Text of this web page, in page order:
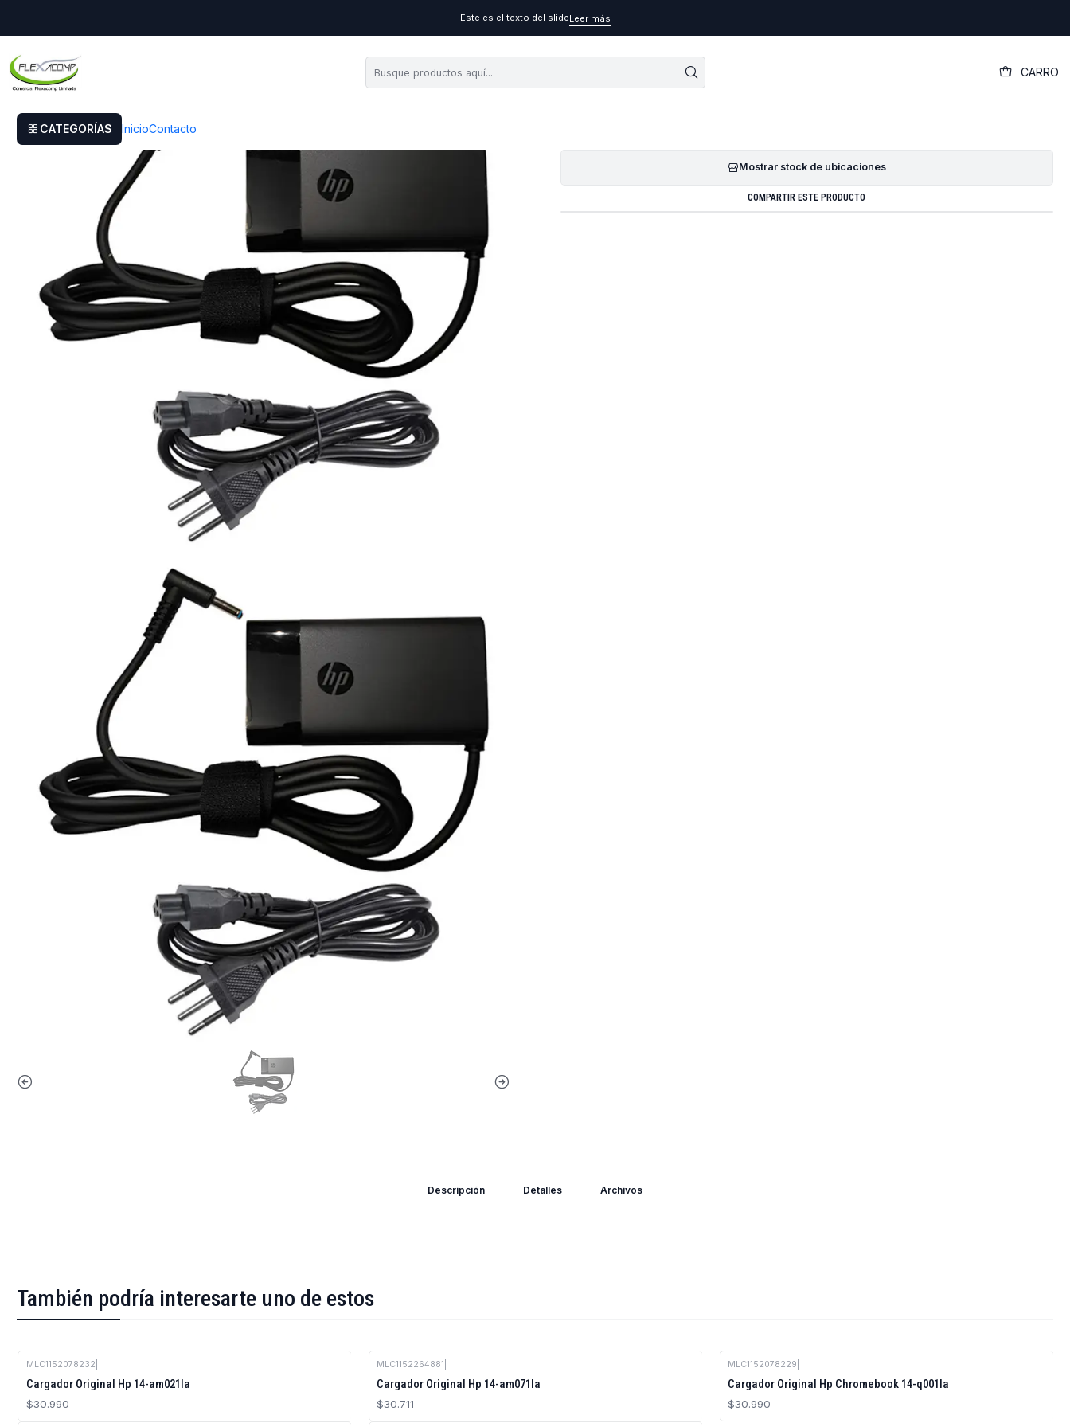
CARRO
CATEGORÍAS InicioContacto
Este es el texto del slideLeer más
Cargador Original Hp 14-am010la
Mostrar stock de ubicaciones
COMPARTIR ESTE PRODUCTO
Descripción Detalles Archivos
También podría interesarte uno de estos
MLC1152078232
Cargador Original Hp 14-am021la
$30.990
MLC1152264881
Cargador Original Hp 14-am071la
$30.711
MLC1152078229
Cargador Original Hp Chromebook 14-q001la
$30.990